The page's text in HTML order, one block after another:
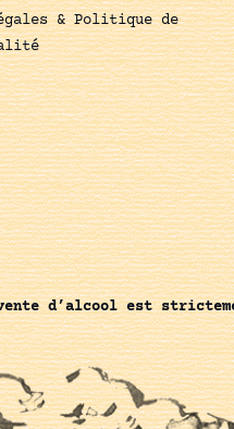
& Politique de
d’alcool est